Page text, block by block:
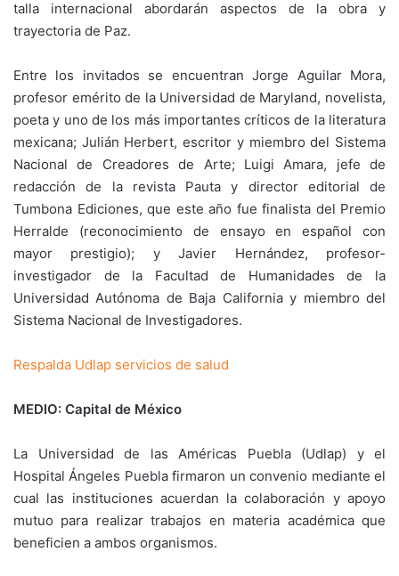
talla internacional abordarán aspectos de la obra y
trayectoria de Paz.
Entre los invitados se encuentran Jorge Aguilar Mora,
profesor emérito de la Universidad de Maryland, novelista,
poeta y uno de los más importantes críticos de la literatura
mexicana; Julián Herbert, escritor y miembro del Sistema
Nacional de Creadores de Arte; Luigi Amara, jefe de
redacción de la revista Pauta y director editorial de
Tumbona Ediciones, que este año fue finalista del Premio
Herralde (reconocimiento de ensayo en español con
mayor prestigio); y Javier Hernández, profesor-
investigador de la Facultad de Humanidades de la
Universidad Autónoma de Baja California y miembro del
Sistema Nacional de Investigadores.
Respalda Udlap servicios de salud
MEDIO: Capital de México
La Universidad de las Américas Puebla (Udlap) y el
Hospital Ángeles Puebla firmaron un convenio mediante el
cual las instituciones acuerdan la colaboración y apoyo
mutuo para realizar trabajos en materia académica que
beneficien a ambos organismos.